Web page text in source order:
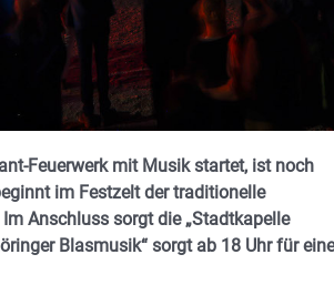
Feuerwerk mit Musik startet, ist noch
im Festzelt der traditionelle
Anschluss sorgt die „Stadtkapelle
Blasmusik“ sorgt ab 18 Uhr für